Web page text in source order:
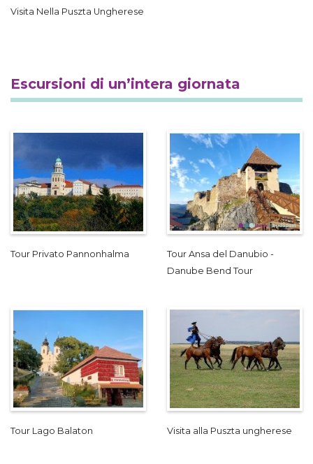
Visita Nella Puszta Ungherese
Escursioni di un’intera giornata
Tour Privato Pannonhalma
Tour Ansa del Danubio -
Danube Bend Tour
Tour Lago Balaton Visita alla Puszta ungherese